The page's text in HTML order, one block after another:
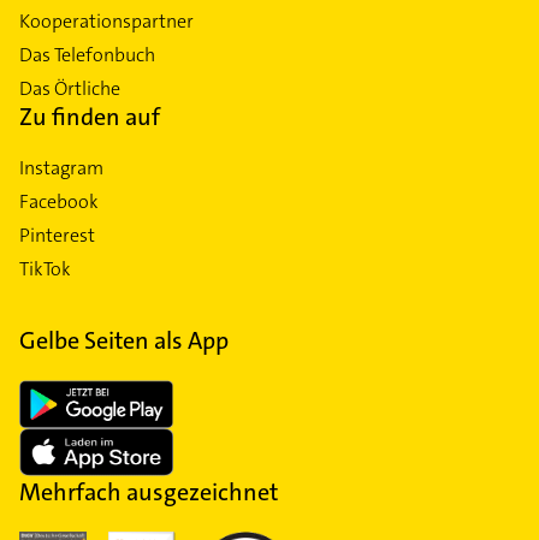
Kooperationspartner
Das Telefonbuch
Das Örtliche
Zu finden auf
Instagram
Facebook
Pinterest
TikTok
Gelbe Seiten als App
Mehrfach ausgezeichnet